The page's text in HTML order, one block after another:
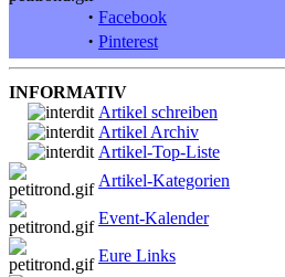
· Facebook
· Pinterest
INFORMATIV
Artikel schreiben
Artikel Archiv
Artikel-Top-Liste
Artikel-Kategorien
Event-Kalender
Eure Links